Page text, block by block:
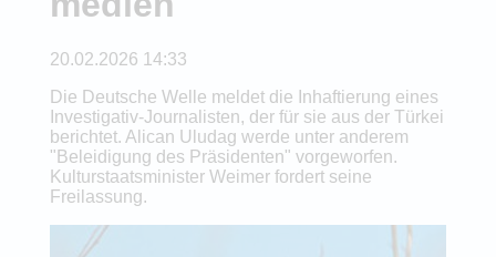
20.02.2026 14:33
Die Deutsche Welle meldet die Inhaftierung eines
Investigativ-Journalisten, der für sie aus der Türkei
berichtet. Alican Uludag werde unter anderem
"Beleidigung des Präsidenten" vorgeworfen.
Kulturstaatsminister Weimer fordert seine
Freilassung.